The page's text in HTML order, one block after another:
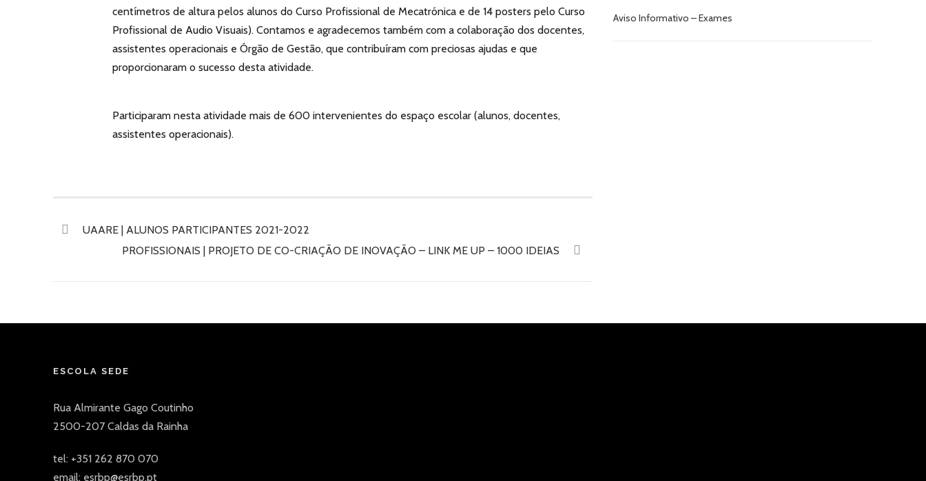
centímetros de altura pelos alunos do Curso Profissional de Mecatrónica e de 14 posters pelo Curso
Profissional de Audio Visuais). Contamos e agradecemos também com a colaboração dos docentes,
assistentes operacionais e Órgão de Gestão, que contribuíram com preciosas ajudas e que
proporcionaram o sucesso desta atividade.
Participaram nesta atividade mais de 600 intervenientes do espaço escolar (alunos, docentes,
assistentes operacionais).
UAARE | ALUNOS PARTICIPANTES 2021-2022
PROFISSIONAIS | PROJETO DE CO-CRIAÇÃO DE INOVAÇÃO – LINK ME UP – 1000 IDEIAS
Aviso Informativo – Exames
ESCOLA SEDE
Rua Almirante Gago Coutinho
2500-207 Caldas da Rainha
tel: +351 262 870 070
email: esrbp@esrbp.pt